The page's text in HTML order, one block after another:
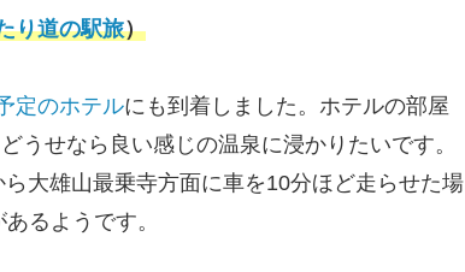
り道の駅旅）
定のホテルにも到着しました。ホテルの部屋
うせなら良い感じの温泉に浸かりたいです。
大雄山最乗寺方面に車を10分ほど走らせた場
るようです。